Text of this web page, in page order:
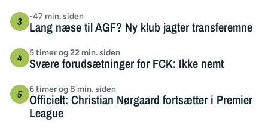
-47 min. siden
Lang næse til AGF? Ny klub jagter transferemne
5 timer og 22 min. siden
Svære forudsætninger for FCK: Ikke nemt
6 timer og 8 min. siden
Officielt: Christian Nørgaard fortsætter i Premier
League